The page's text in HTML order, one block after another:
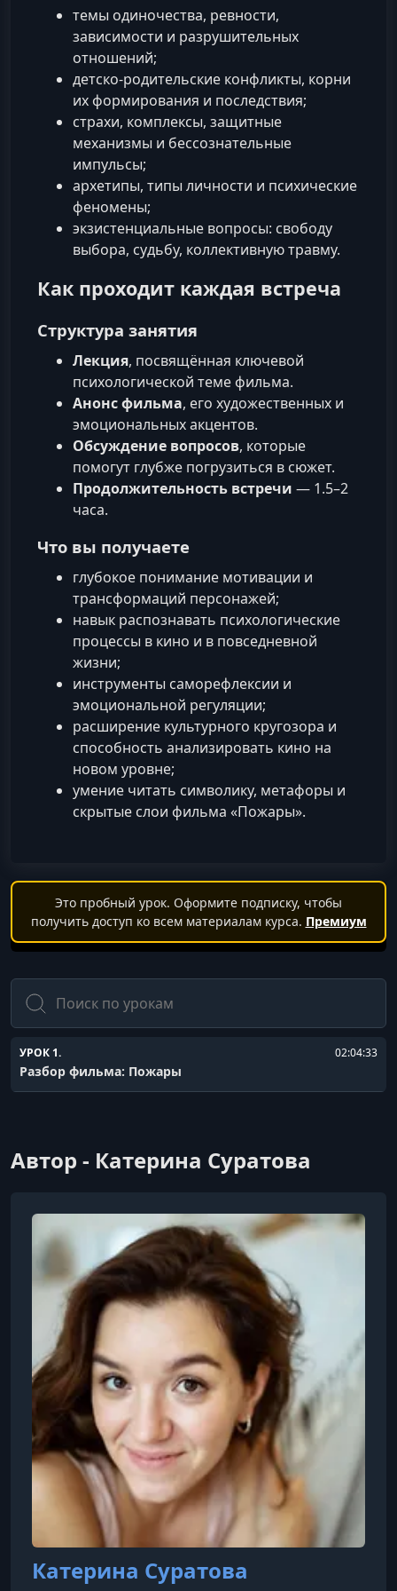
темы одиночества, ревности,
зависимости и разрушительных
отношений;
детско-родительские конфликты, корни
их формирования и последствия;
страхи, комплексы, защитные
механизмы и бессознательные
импульсы;
архетипы, типы личности и психические
феномены;
экзистенциальные вопросы: свободу
выбора, судьбу, коллективную травму.
Как проходит каждая встреча
Структура занятия
Лекция, посвящённая ключевой
психологической теме фильма.
Анонс фильма, его художественных и
эмоциональных акцентов.
Обсуждение вопросов, которые
помогут глубже погрузиться в сюжет.
Продолжительность встречи — 1.5–2
часа.
Что вы получаете
глубокое понимание мотивации и
трансформаций персонажей;
навык распознавать психологические
процессы в кино и в повседневной
жизни;
инструменты саморефлексии и
эмоциональной регуляции;
расширение культурного кругозора и
способность анализировать кино на
новом уровне;
умение читать символику, метафоры и
скрытые слои фильма «Пожары».
Это пробный урок. Оформите подписку, чтобы
получить доступ ко всем материалам курса. Премиум
Поиск
УРОК 1. 02:04:33
Разбор фильма: Пожары
Автор - Катерина Суратова
Катерина Суратова